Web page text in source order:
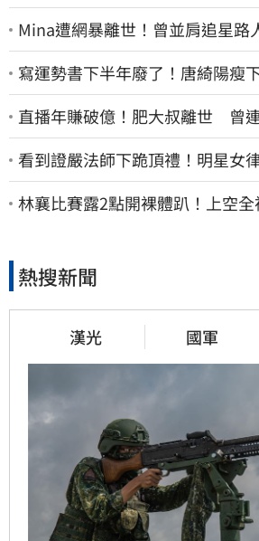
Mina遭網暴離世！曾並肩追星路
寫運勢書下半年廢了！唐綺陽瘦
直播年賺破億！肥大叔離世 曾
看到證嚴法師下跪頂禮！明星女
慈濟…全家爽睡黃金堆
林襄比賽露2點開裸體趴！上空
熱搜新聞
漢光 國軍